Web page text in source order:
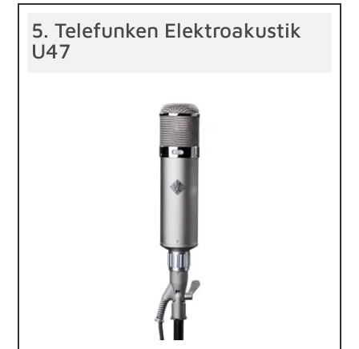
5. Telefunken Elektroakustik
U47